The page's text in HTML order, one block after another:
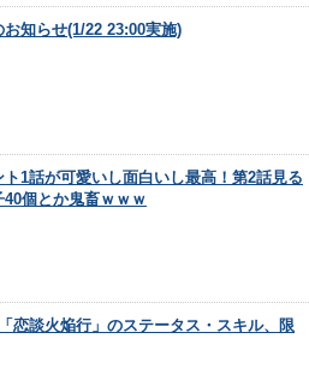
知らせ(1/22 23:00実施)
ト1話が可愛いし面白いし最高！第2話見る
個とか鬼畜ｗｗｗ
恋談火焔行」のステータス・スキル、限